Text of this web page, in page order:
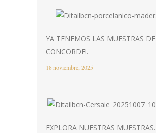
YA TENEMOS LAS MUESTRAS
CONCORDE!.
18 noviembre, 2025
EXPLORA NUESTRAS